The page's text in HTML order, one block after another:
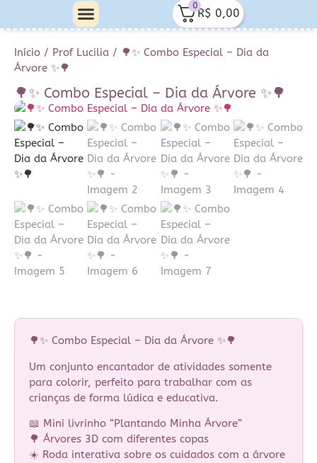
0
R$ 0,00
Início / Prof Lucilia / 🌳✨ Combo Especial – Dia da
Árvore ✨🌳
🌳✨ Combo Especial – Dia da Árvore ✨🌳
🌳✨ Combo Especial – Dia da Árvore ✨🌳
Um conjunto encantador de atividades somente
para colorir, perfeito para trabalhar com as
crianças de forma lúdica e educativa.
📖 Mini livrinho “Plantando Minha Árvore”
🌳 Árvores 3D com diferentes copas
☀️ Roda interativa sobre os cuidados com a árvore